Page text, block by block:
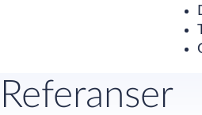
Referanser